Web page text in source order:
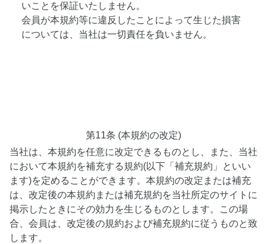
いことを保証いたしません。
会員が本規約等に違反したことによって生じた損害
については、当社は一切責任を負いません。
第11条 (本規約の改定)
当社は、本規約を任意に改定できるものとし、また、当社
において本規約を補充する規約(以下「補充規約」といい
ます)を定めることができます。本規約の改定または補充
は、改定後の本規約または補充規約を当社所定のサイトに
掲示したときにその効力を生じるものとします。この場
合、会員は、改定後の規約および補充規約に従うものと致
します。